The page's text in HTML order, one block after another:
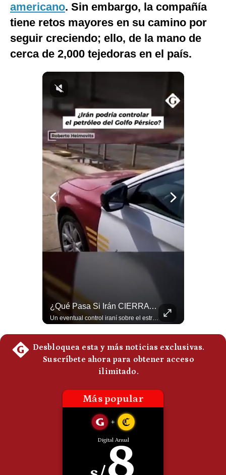
G de Gestión
Notas Contratadas
Podcast
Gestión TV
Fotogalerías
gestion.pe
Condiciones
americano. Sin embargo, la compañía
tiene retos mayores en su camino por
seguir creciendo; ello, de la mano de
cerca de 2,000 tejedoras en el país.
¿Qué Pasa Si Irán CIERRA El Estrecho De Ormuz? | #radar24
Un eventual control iraní sobre el estrecho de Ormuz cambiaría radicalmente el equilibrio de poder, así lo explicó el analista Roberto Heimovits. Además, explicó que países como Arabia Saudita, Qatar, Emiratos Árabes Unidos, Irak y Kuwait dependen de esa ruta para exportar petróleo, gas y fertilizantes. #Geopolitica #Irán #EstrechoDeOrmuz #Petroleo #NoticiasInternacionales #RobertoHeimovits #Shorts 👉 Suscríbete y activa la campana para no perderte nuestro análisis diario. 🌎 Síguenos en nuestras redes sociales: 📌 Web oficial: https://gestion.pe/mundo/ 📌 LinkedIn: http://bit.ly/3HYIET0 📌 X (Twitter): http://bit.ly/4noZtX9 📌 TikTok: http://bit.ly/4evB6TO